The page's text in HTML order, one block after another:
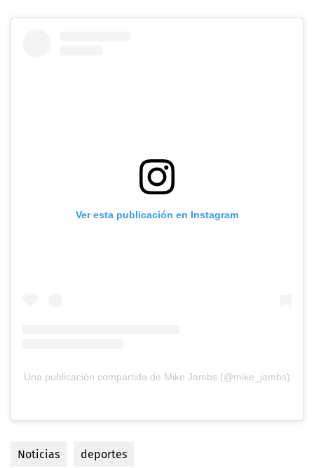
Ver esta publicación en Instagram
Una publicación compartida de Mike Jambs (@mike_jambs)
Noticias deportes